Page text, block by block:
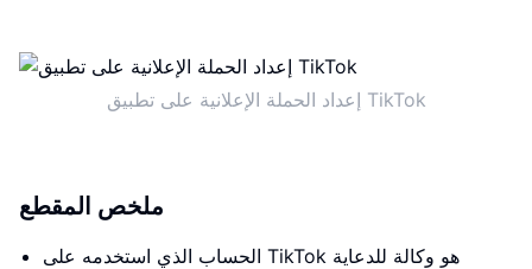
إعداد الحملة الإعلانية على تطبيق TikTok
ملخص المقطع
الحساب الذي استخدمه على TikTok هو وكالة للدعاية